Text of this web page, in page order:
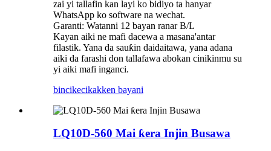
zai yi tallafin kan layi ko bidiyo ta hanyar
WhatsApp ko software na wechat.
Garanti: Watanni 12 bayan ranar B/L
Kayan aiki ne mafi dacewa a masana'antar
filastik. Yana da sauƙin daidaitawa, yana adana
aiki da farashi don tallafawa abokan cinikinmu su
yi aiki mafi inganci.
bincikecikakken bayani
LQ10D-560 Mai ƙera Injin Busawa